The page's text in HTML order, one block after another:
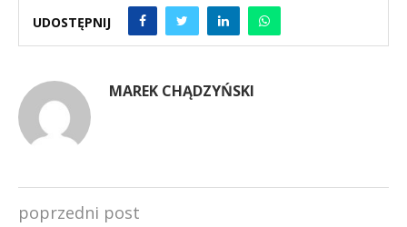
UDOSTĘPNIJ
MAREK CHĄDZYŃSKI
poprzedni post